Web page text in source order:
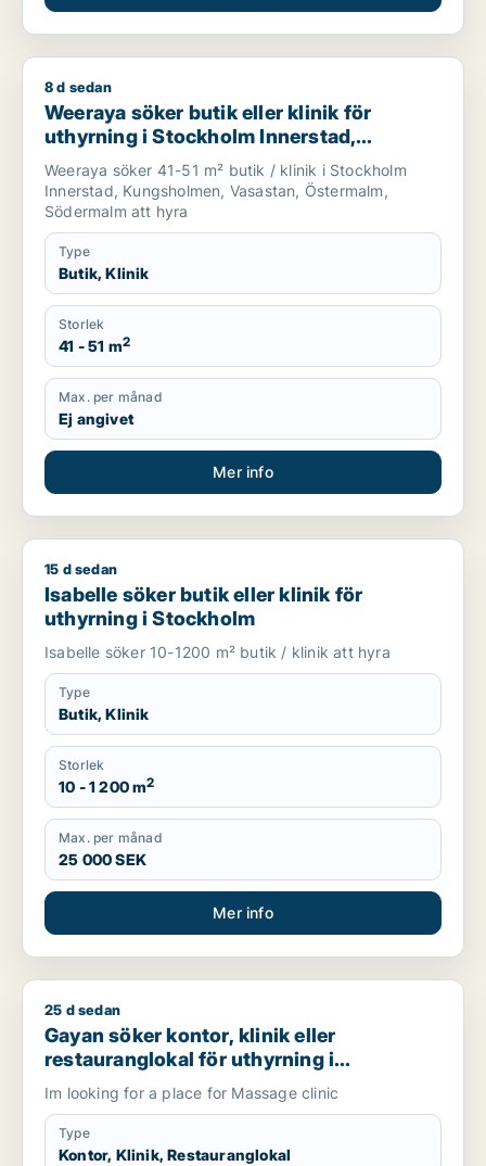
Weeraya söker butik eller klinik för uthyrning i Stockholm
8 d sedan
Weeraya söker butik eller klinik för
uthyrning i Stockholm Innerstad,
Kungsholmen eller Vasastan m.fl.
Weeraya söker 41-51 m² butik / klinik i Stockholm
Innerstad, Kungsholmen, Vasastan, Östermalm,
Södermalm att hyra
Type
Butik, Klinik
Storlek
41 - 51 m2
Max. per månad
Ej angivet
Mer info
Isabelle söker butik eller klinik för uthyrning i Stockholm
15 d sedan
Isabelle söker butik eller klinik för
uthyrning i Stockholm
Isabelle söker 10-1200 m² butik / klinik att hyra
Type
Butik, Klinik
Storlek
10 - 1 200 m2
Max. per månad
25 000 SEK
Mer info
Gayan söker kontor, klinik eller restauranglokal för
25 d sedan
Gayan söker kontor, klinik eller
restauranglokal för uthyrning i
Stockholm Innerstad eller Söderort
Im looking for a place for Massage clinic
Type
Kontor, Klinik, Restauranglokal